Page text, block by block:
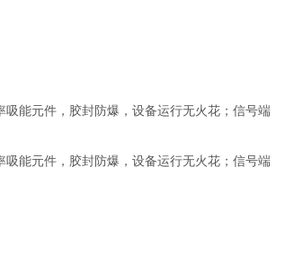
能元件，胶封防爆，设备运行无火花；信号端
能元件，胶封防爆，设备运行无火花；信号端